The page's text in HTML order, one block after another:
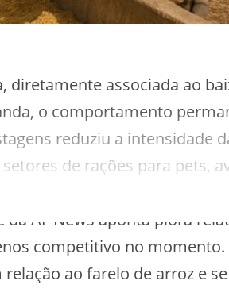
diretamente associada ao
o comportamento
reduziu a intensidade
de rações para pets,
AF News aponta piora
competitivo no momento.
ao farelo de arroz e